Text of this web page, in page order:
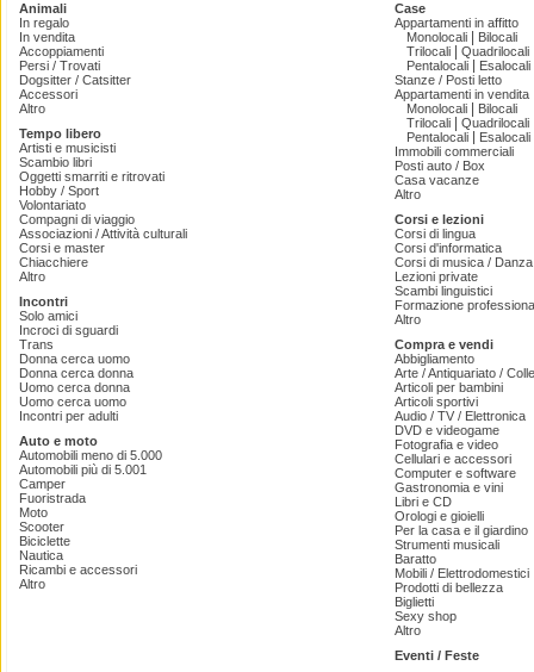
Animali
In regalo
In vendita
Accoppiamenti
Persi / Trovati
Dogsitter / Catsitter
Accessori
Altro
Tempo libero
Artisti e musicisti
Scambio libri
Oggetti smarriti e ritrovati
Hobby / Sport
Volontariato
Compagni di viaggio
Associazioni / Attività culturali
Corsi e master
Chiacchiere
Altro
Incontri
Solo amici
Incroci di sguardi
Trans
Donna cerca uomo
Donna cerca donna
Uomo cerca donna
Uomo cerca uomo
Incontri per adulti
Auto e moto
Automobili meno di 5.000
Automobili più di 5.001
Camper
Fuoristrada
Moto
Scooter
Biciclette
Nautica
Ricambi e accessori
Altro
Case
Appartamenti in affitto
Monolocali
Bilocali
Trilocali
Quadrilocali
Pentalocali
Esalocali
Stanze / Posti letto
Appartamenti in vendita
Monolocali
Bilocali
Trilocali
Quadrilocali
Pentalocali
Esalocali
Immobili commerciali
Posti auto / Box
Casa vacanze
Altro
Corsi e lezioni
Corsi di lingua
Corsi d'informatica
Corsi di musica /
Lezioni private
Scambi linguistici
Formazione
Altro
Compra e vendi
Abbigliamento
Arte / Antiquariato /
Articoli per bambini
Articoli sportivi
Audio / TV / Elettronica
DVD e videogame
Fotografia e video
Cellulari e accessori
Computer e software
Gastronomia e vini
Libri e CD
Orologi e gioielli
Per la casa e il giardino
Strumenti musicali
Baratto
Mobili / Elettrodomestici
Prodotti di bellezza
Biglietti
Sexy shop
Altro
Eventi / Feste